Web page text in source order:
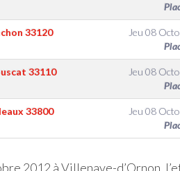
33120 Jeu 08
33110 Jeu 08
33800 Jeu 08
2012 à Villenave-d’Ornon,